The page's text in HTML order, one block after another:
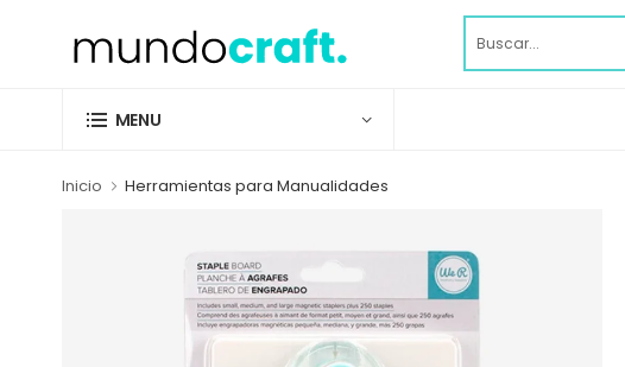
MENU
Inicio Herramientas para Manualidades